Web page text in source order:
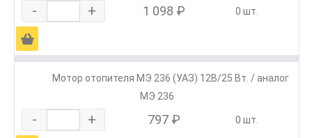
- + 1 098 ₽ 0 шт.
Ä
Мотор отопителя МЭ 236 (УАЗ) 12В/25 Вт. / аналог
МЭ 236
- + 797 ₽ 0 шт.